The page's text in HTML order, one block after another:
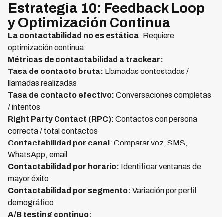
Estrategia 10: Feedback Loop
y Optimización Continua
La contactabilidad no es estática. Requiere
optimización continua:
Métricas de contactabilidad a trackear:
Tasa de contacto bruta: Llamadas contestadas /
llamadas realizadas
Tasa de contacto efectivo: Conversaciones completas
/ intentos
Right Party Contact (RPC): Contactos con persona
correcta / total contactos
Contactabilidad por canal: Comparar voz, SMS,
WhatsApp, email
Contactabilidad por horario: Identificar ventanas de
mayor éxito
Contactabilidad por segmento: Variación por perfil
demográfico
A/B testing continuo: